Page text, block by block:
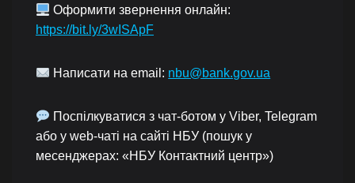
Оформити звернення онлайн:
https://bit.ly/3wISApF
Написати на email: nbu@bank.gov.ua
Поспілкуватися з чат-ботом у Viber, Telegram
або у web-чаті на сайті НБУ (пошук у
месенджерах: «НБУ Контактний центр»)